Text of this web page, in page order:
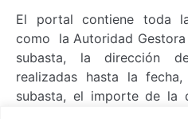
El portal contiene toda
como la Autoridad
subasta, la dirección
realizadas hasta la
subasta, el importe de la